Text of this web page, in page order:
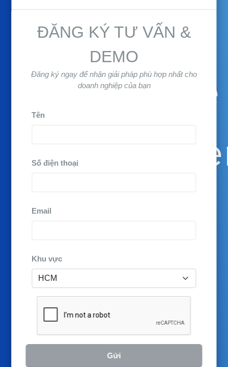
ĐĂNG KÝ TƯ VẤN &
DEMO
Đăng ký ngay để nhận giải pháp phù hợp nhất cho
doanh nghiệp của bạn
Tên
Số điện thoại
Email
Khu vực
Gửi
Customer
Experience
When CX
syncs
across